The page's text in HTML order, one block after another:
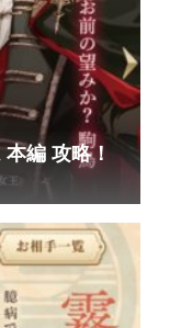
本編 攻略！